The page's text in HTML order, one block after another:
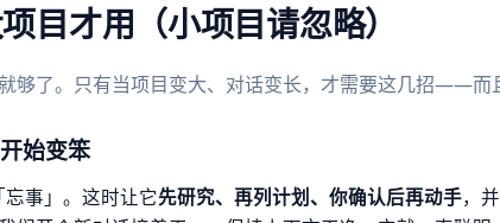
目才用（小项目请忽略）
够了。只有当项目变大、对话变长，才需要这几招——而
始变笨
事」。这时让它先研究、再列计划、你确认后再动手，